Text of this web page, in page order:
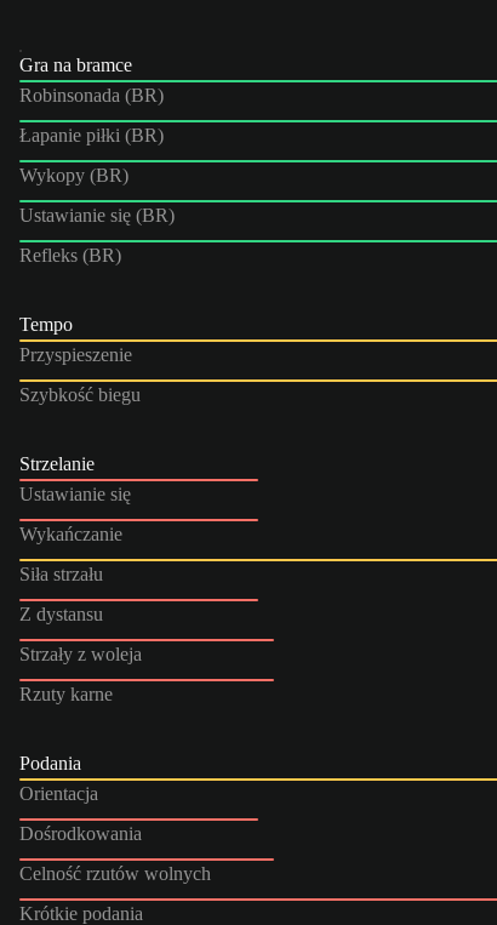
Gra na bramce
Robinsonada (BR)
Łapanie piłki (BR)
Wykopy (BR)
Ustawianie się (BR)
Refleks (BR)
Tempo
Przyspieszenie
Szybkość biegu
Strzelanie
Ustawianie się
Wykańczanie
Siła strzału
Z dystansu
Strzały z woleja
Rzuty karne
Podania
Orientacja
Dośrodkowania
Celność rzutów wolnych
Krótkie podania